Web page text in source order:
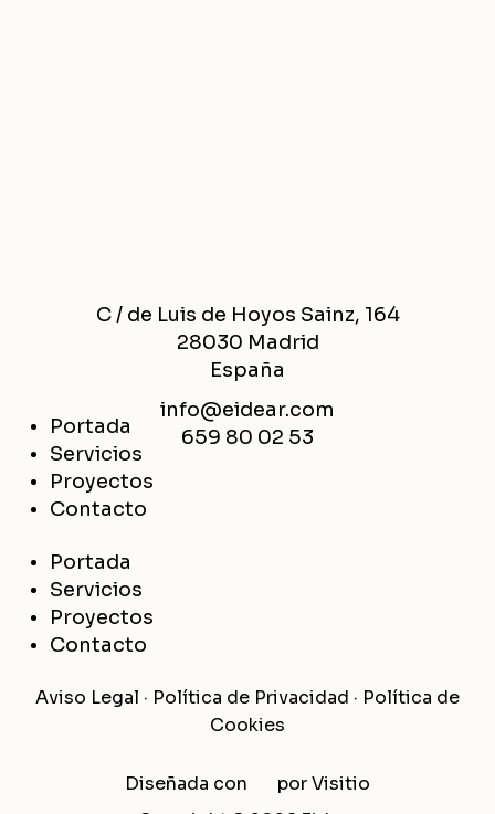
C / de Luis de Hoyos Sainz, 164
28030 Madrid
España
info@eidear.com
659 80 02 53
Portada
Servicios
Proyectos
Contacto
Portada
Servicios
Proyectos
Contacto
Aviso Legal · Política de Privacidad · Política de
Cookies
Diseñada con porVisitio